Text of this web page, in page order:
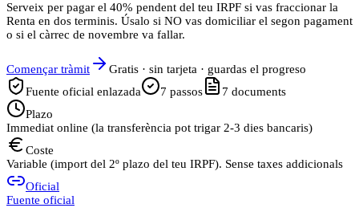
Serveix per pagar el 40% pendent del teu IRPF si vas fraccionar la
Renta en dos terminis. Úsalo si NO vas domiciliar el segon pagament
o si el càrrec de novembre va fallar.
Començar tràmit
Gratis · sin tarjeta · guardas el progreso
Fuente oficial enlazada
7 passos 7 documents
Plazo
Immediat online (la transferència pot trigar 2-3 dies bancaris)
Coste
Variable (import del 2º plazo del teu IRPF). Sense taxes addicionals
Oficial
Fuente oficial